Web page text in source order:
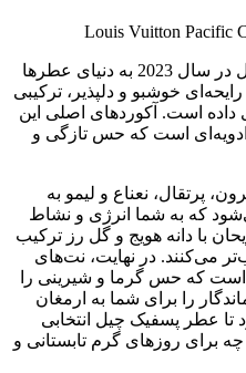
ادکلن لویی ویتون با نام پسفیک چیل در سال 2023 به دنیای عطرها
خوشبو و دلپذیر، ترکیبی
داده است. آکوردهای اصلی این
است که حس تازگی و
پرتقال، نعناع و لیمو به
که به شما انرژی و نشاط
با دانه هویج و گل رز ترکیب
می‌کنند. در نهایت، نت‌های
است که حس گرما و شیرینی را
را برای شما به ارمغان
تا عطر پسفیک چیل انتخابی
برای روزهای گرم تابستانی و